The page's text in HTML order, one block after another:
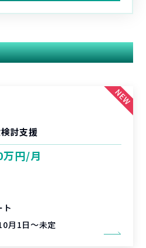
る案件
討支援
円/月
ト
月1日～未定